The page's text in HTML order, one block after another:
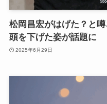
松岡昌宏がはげた？と
頭を下げた姿が話題に
2025年6月29日